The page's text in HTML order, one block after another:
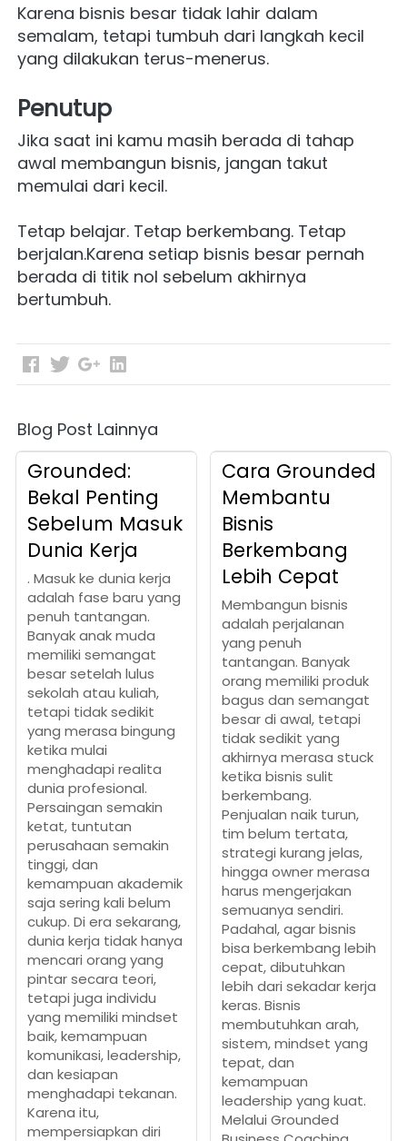
Karena bisnis besar tidak lahir dalam
semalam, tetapi tumbuh dari langkah kecil
yang dilakukan terus-menerus.
Penutup
Jika saat ini kamu masih berada di tahap
awal membangun bisnis, jangan takut
memulai dari kecil.
Tetap belajar. Tetap berkembang. Tetap
berjalan.Karena setiap bisnis besar pernah
berada di titik nol sebelum akhirnya
bertumbuh.
Blog Post Lainnya
Grounded:
Bekal Penting
Sebelum Masuk
Dunia Kerja
. Masuk ke dunia kerja
adalah fase baru yang
penuh tantangan.
Banyak anak muda
memiliki semangat
besar setelah lulus
sekolah atau kuliah,
tetapi tidak sedikit
yang merasa bingung
ketika mulai
menghadapi realita
dunia profesional.
Persaingan semakin
ketat, tuntutan
perusahaan semakin
tinggi, dan
kemampuan akademik
saja sering kali belum
cukup. Di era sekarang,
dunia kerja tidak hanya
mencari orang yang
pintar secara teori,
tetapi juga individu
yang memiliki mindset
baik, kemampuan
komunikasi, leadership,
dan kesiapan
menghadapi tekanan.
Karena itu,
mempersiapkan diri
Cara Grounded
Membantu
Bisnis
Berkembang
Lebih Cepat
Membangun bisnis
adalah perjalanan
yang penuh
tantangan. Banyak
orang memiliki produk
bagus dan semangat
besar di awal, tetapi
tidak sedikit yang
akhirnya merasa stuck
ketika bisnis sulit
berkembang.
Penjualan naik turun,
tim belum tertata,
strategi kurang jelas,
hingga owner merasa
harus mengerjakan
semuanya sendiri.
Padahal, agar bisnis
bisa berkembang lebih
cepat, dibutuhkan
lebih dari sekadar kerja
keras. Bisnis
membutuhkan arah,
sistem, mindset yang
tepat, dan
kemampuan
leadership yang kuat.
Melalui Grounded